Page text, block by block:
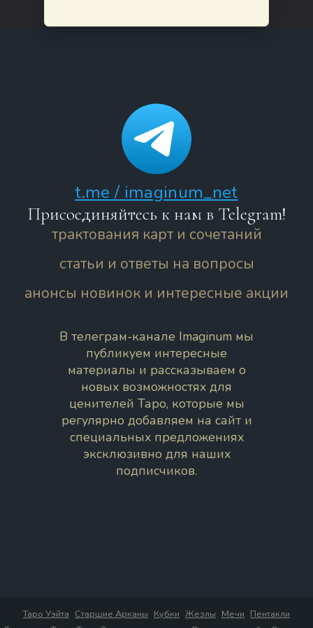
t.me / imaginum_net
Присоединяйтесь к нам в Telegram!
трактования карт и сочетаний
статьи и ответы на вопросы
анонсы новинок и интересные акции
В телеграм-канале Imaginum мы
публикуем интересные
материалы и рассказываем о
новых возможностях для
ценителей Таро, которые мы
регулярно добавляем на сайт и
специальных предложениях
эксклюзивно для наших
подписчиков.
Таро Уэйта Старшие Арканы Кубки Жезлы Мечи Пентакли